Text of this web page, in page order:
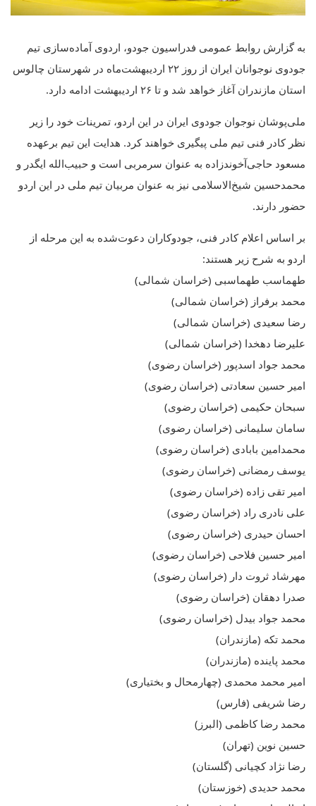
به گزارش روابط عمومی فدراسیون جودو، اردوی آماده‌سازی تیم
جودوی نوجوانان ایران از روز ۲۲ اردیبهشت‌ماه در شهرستان چالوس
استان مازندران آغاز خواهد شد و تا ۲۶ اردیبهشت ادامه دارد.
ملی‌پوشان نوجوان جودوی ایران در این اردو، تمرینات خود را زیر
نظر کادر فنی تیم ملی پیگیری خواهند کرد. هدایت این تیم برعهده
مسعود حاجی‌آخوندزاده به عنوان سرمربی است و حبیب‌الله ایگدر و
محمدحسین شیخ‌الاسلامی نیز به عنوان مربیان تیم ملی در این اردو
حضور دارند.
بر اساس اعلام کادر فنی، جودوکاران دعوت‌شده به این مرحله از
اردو به شرح زیر هستند:
طهماسب طهماسبی (خراسان شمالی)
محمد برفراز (خراسان شمالی)
رضا سعیدی (خراسان شمالی)
علیرضا دهخدا (خراسان شمالی)
محمد جواد اسدپور (خراسان رضوی)
امیر حسین سعادتی (خراسان رضوی)
سبحان حکیمی (خراسان رضوی)
سامان سلیمانی (خراسان رضوی)
محمدامین بابادی (خراسان رضوی)
یوسف رمضانی (خراسان رضوی)
امیر تقی زاده (خراسان رضوی)
علی نادری راد (خراسان رضوی)
احسان حیدری (خراسان رضوی)
امیر حسین فلاحی (خراسان رضوی)
مهرشاد ثروت دار (خراسان رضوی)
صدرا دهقان (خراسان رضوی)
محمد جواد بیدل (خراسان رضوی)
محمد تکه (مازندران)
محمد پاینده (مازندران)
امیر محمد محمدی (چهارمحال و بختیاری)
رضا شریفی (فارس)
محمد رضا کاظمی (البرز)
حسین نوین (تهران)
رضا نژاد کچیانی (گلستان)
محمد حدیدی (خوزستان)